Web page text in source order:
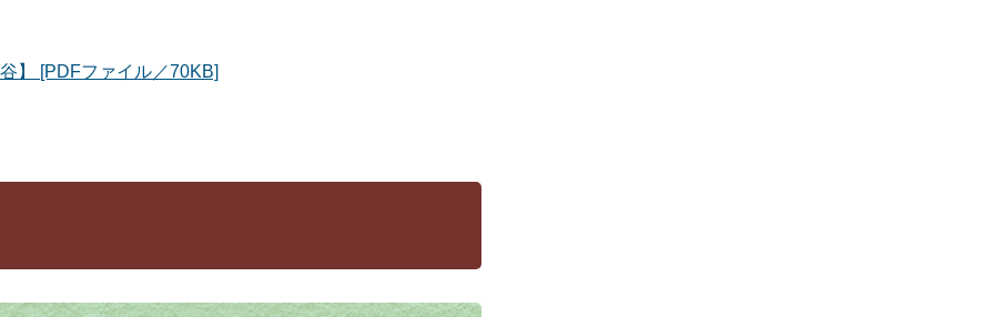
】 [PDFファイル／70KB]